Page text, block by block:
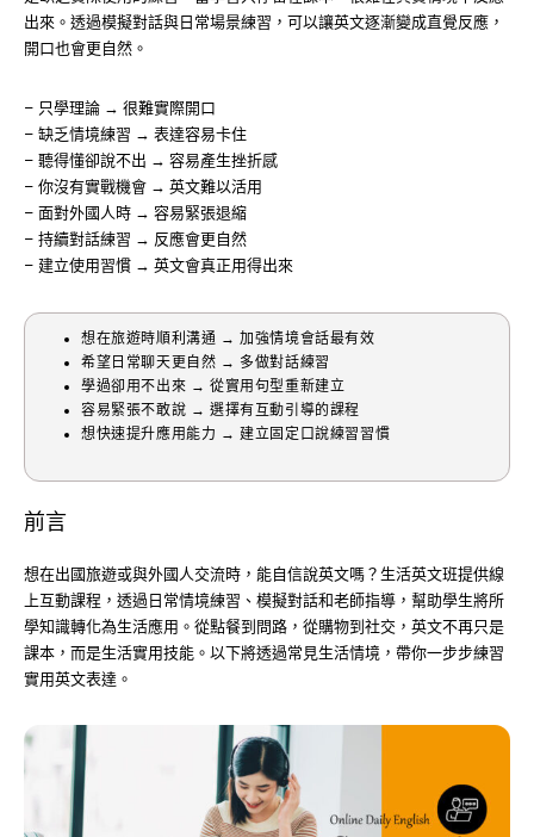
出來。透過模擬對話與日常場景練習，可以讓英文逐漸變成直覺反應，
開口也會更自然。
– 只學理論 → 很難實際開口
– 缺乏情境練習 → 表達容易卡住
– 聽得懂卻說不出 → 容易產生挫折感
– 你沒有實戰機會 → 英文難以活用
– 面對外國人時 → 容易緊張退縮
– 持續對話練習 → 反應會更自然
– 建立使用習慣 → 英文會真正用得出來
想在旅遊時順利溝通 → 加強情境會話最有效
希望日常聊天更自然 → 多做對話練習
學過卻用不出來 → 從實用句型重新建立
容易緊張不敢說 → 選擇有互動引導的課程
想快速提升應用能力 → 建立固定口說練習習慣
前言
想在出國旅遊或與外國人交流時，能自信說英文嗎？生活英文班提供線
上互動課程，透過日常情境練習、模擬對話和老師指導，幫助學生將所
學知識轉化為生活應用。從點餐到問路，從購物到社交，英文不再只是
課本，而是生活實用技能。以下將透過常見生活情境，帶你一步步練習
實用英文表達。